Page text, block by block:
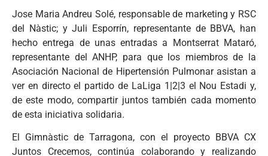
Jose Maria Andreu Solé, responsable de marketing y RSC
del Nàstic; y Juli Esporrín, representante de BBVA, han
hecho entrega de unas entradas a Montserrat Mataró,
representante del ANHP, para que los miembros de la
Asociación Nacional de Hipertensión Pulmonar asistan a
ver en directo el partido de LaLiga 1|2|3 el Nou Estadi y,
de este modo, compartir juntos también cada momento
de esta iniciativa solidaria.
El Gimnàstic de Tarragona, con el proyecto BBVA CX
Juntos Crecemos, continúa colaborando y realizando